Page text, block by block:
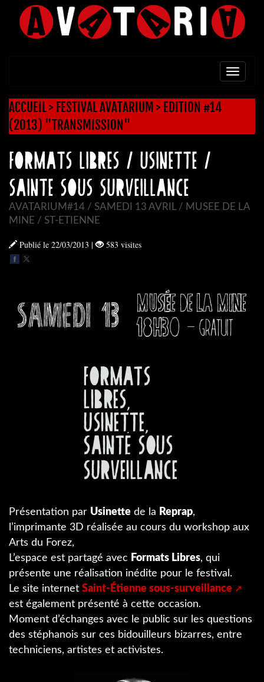
ACCUEIL> FESTIVAL AVATARIUM > EDITION #14
(2013) "TRANSMISSION"
FORMATS LIBRES / USINETTE /
SAINTE SOUS SURVEILLANCE
AVATARIUM#14 / SAMEDI 13 AVRIL / MUSEE DE LA
MINE / ST-ETIENNE
Publié le 22/03/2013 | 583 visites
Présentation par Usinette de la Reprap,
l’imprimante 3D réalisée au cours du workshop aux
Arts du Forez,
L’espace est partagé avec Formats Libres, qui
présente une réalisation inédite pour le festival.
Le site internet Saint-Étienne sous-surveillance
est également présenté à cette occasion.
Moment d’échanges avec le public sur les questions
des stéphanois sur ces bidouilleurs bizarres, entre
techniciens, artistes et activistes.